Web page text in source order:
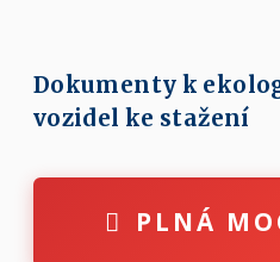
Dokumenty k
vozidel ke stažení
PLNÁ